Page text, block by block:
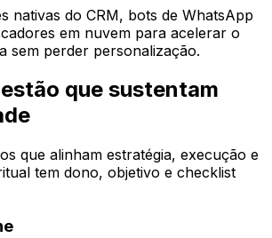
nativas do CRM, bots de WhatsApp
em nuvem para acelerar o
sem perder personalização.
que sustentam
que alinham estratégia, execução e
tem dono, objetivo e checklist